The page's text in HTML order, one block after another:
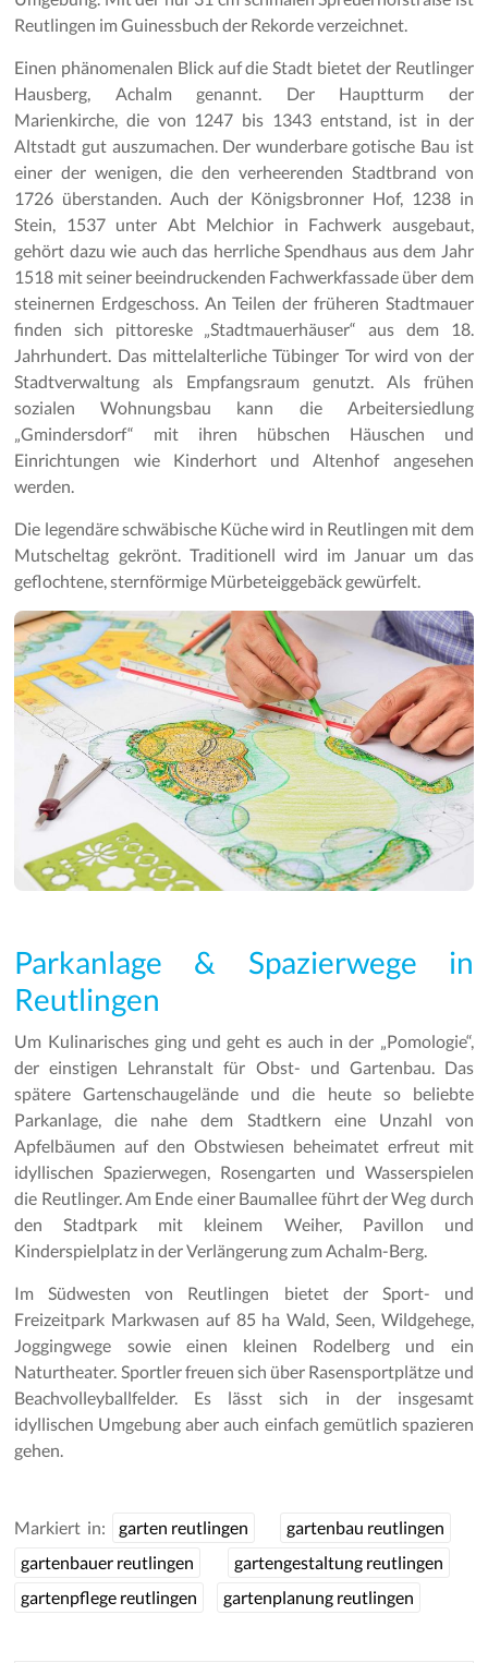
Reutlingen im Guinessbuch der Rekorde verzeichnet.
Einen phänomenalen Blick auf die Stadt bietet der Reutlinger
Hausberg, Achalm genannt. Der Hauptturm der
Marienkirche, die von 1247 bis 1343 entstand, ist in der
Altstadt gut auszumachen. Der wunderbare gotische Bau ist
einer der wenigen, die den verheerenden Stadtbrand von
1726 überstanden. Auch der Königsbronner Hof, 1238 in
Stein, 1537 unter Abt Melchior in Fachwerk ausgebaut,
gehört dazu wie auch das herrliche Spendhaus aus dem Jahr
1518 mit seiner beeindruckenden Fachwerkfassade über dem
steinernen Erdgeschoss. An Teilen der früheren Stadtmauer
finden sich pittoreske „Stadtmauerhäuser“ aus dem 18.
Jahrhundert. Das mittelalterliche Tübinger Tor wird von der
Stadtverwaltung als Empfangsraum genutzt. Als frühen
sozialen Wohnungsbau kann die Arbeitersiedlung
„Gmindersdorf“ mit ihren hübschen Häuschen und
Einrichtungen wie Kinderhort und Altenhof angesehen
werden.
Die legendäre schwäbische Küche wird in Reutlingen mit dem
Mutscheltag gekrönt. Traditionell wird im Januar um das
geflochtene, sternförmige Mürbeteiggebäck gewürfelt.
Parkanlage & Spazierwege in
Reutlingen
Um Kulinarisches ging und geht es auch in der „Pomologie“,
der einstigen Lehranstalt für Obst- und Gartenbau. Das
spätere Gartenschaugelände und die heute so beliebte
Parkanlage, die nahe dem Stadtkern eine Unzahl von
Apfelbäumen auf den Obstwiesen beheimatet erfreut mit
idyllischen Spazierwegen, Rosengarten und Wasserspielen
die Reutlinger. Am Ende einer Baumallee führt der Weg durch
den Stadtpark mit kleinem Weiher, Pavillon und
Kinderspielplatz in der Verlängerung zum Achalm-Berg.
Im Südwesten von Reutlingen bietet der Sport- und
Freizeitpark Markwasen auf 85 ha Wald, Seen, Wildgehege,
Joggingwege sowie einen kleinen Rodelberg und ein
Naturtheater. Sportler freuen sich über Rasensportplätze und
Beachvolleyballfelder. Es lässt sich in der insgesamt
idyllischen Umgebung aber auch einfach gemütlich spazieren
gehen.
Markiert in: garten reutlingen
gartenbau reutlingen
gartenbauer reutlingen
gartengestaltung reutlingen
gartenpflege reutlingen
gartenplanung reutlingen